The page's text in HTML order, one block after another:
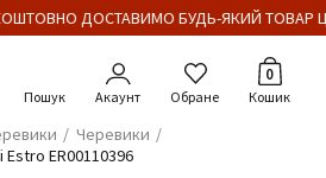
ДОСТАВИМО БУДЬ-ЯКИЙ ТОВАР
Акаунт Обране
0
Кошик
Черевики
Estro ER00110396